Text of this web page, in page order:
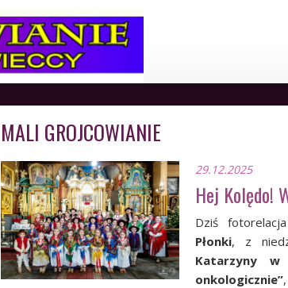
MALI GROJCOWIANIE
29.12.2025
Hej Kolędo!
Dziś fotorelacja
Płonki, z
Katarzyny w
onkologicznie”